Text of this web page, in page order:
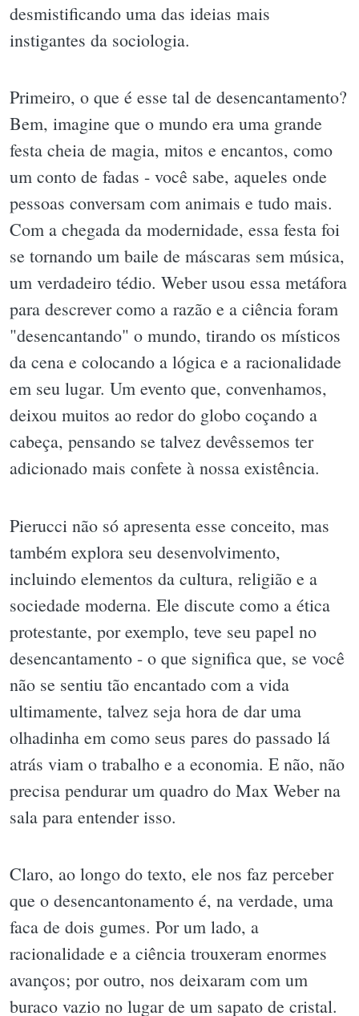
desmistificando uma das ideias mais
instigantes da sociologia.
Primeiro, o que é esse tal de desencantamento?
Bem, imagine que o mundo era uma grande
festa cheia de magia, mitos e encantos, como
um conto de fadas - você sabe, aqueles onde
pessoas conversam com animais e tudo mais.
Com a chegada da modernidade, essa festa foi
se tornando um baile de máscaras sem música,
um verdadeiro tédio. Weber usou essa metáfora
para descrever como a razão e a ciência foram
"desencantando" o mundo, tirando os místicos
da cena e colocando a lógica e a racionalidade
em seu lugar. Um evento que, convenhamos,
deixou muitos ao redor do globo coçando a
cabeça, pensando se talvez devêssemos ter
adicionado mais confete à nossa existência.
Pierucci não só apresenta esse conceito, mas
também explora seu desenvolvimento,
incluindo elementos da cultura, religião e a
sociedade moderna. Ele discute como a ética
protestante, por exemplo, teve seu papel no
desencantamento - o que significa que, se você
não se sentiu tão encantado com a vida
ultimamente, talvez seja hora de dar uma
olhadinha em como seus pares do passado lá
atrás viam o trabalho e a economia. E não, não
precisa pendurar um quadro do Max Weber na
sala para entender isso.
Claro, ao longo do texto, ele nos faz perceber
que o desencantonamento é, na verdade, uma
faca de dois gumes. Por um lado, a
racionalidade e a ciência trouxeram enormes
avanços; por outro, nos deixaram com um
buraco vazio no lugar de um sapato de cristal.